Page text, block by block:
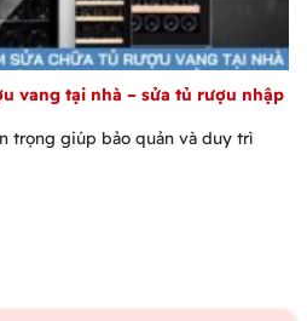
vang tại nhà – sửa tủ rượu nhập
trọng giúp bảo quản và duy trì